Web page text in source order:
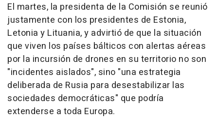
El martes, la presidenta de la Comisión se reunió
justamente con los presidentes de Estonia,
Letonia y Lituania, y advirtió de que la situación
que viven los países bálticos con alertas aéreas
por la incursión de drones en su territorio no son
"incidentes aislados", sino "una estrategia
deliberada de Rusia para desestabilizar las
sociedades democráticas" que podría
extenderse a toda Europa.